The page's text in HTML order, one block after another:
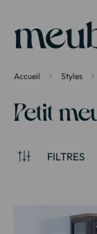
Accueil Styles
Petit
FILTRES